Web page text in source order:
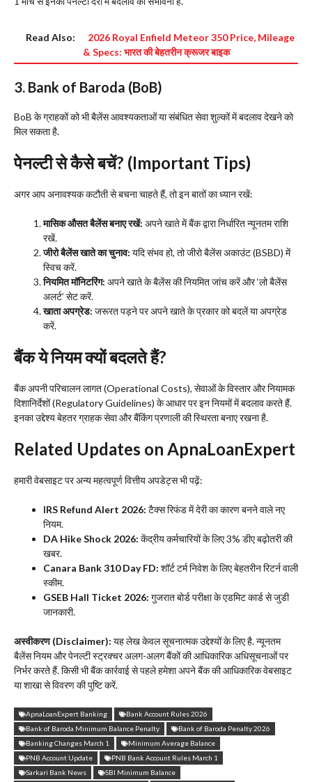
Read Also:
2026 Royal Enfield Meteor 350 Price, Mileage
& Specs: भारत की बेहतरीन क्रूजर बाइक
3. Bank of Baroda (BoB)
​BoB के ग्राहकों को भी बैलेंस आवश्यकताओं या संबंधित सेवा शुल्कों में बदलाव देखने को
मिल सकता है.
पेनल्टी से कैसे बचें? (Important Tips)
​अगर आप अनावश्यक कटौती से बचना चाहते हैं, तो इन बातों का ध्यान रखें:
मासिक औसत बैलेंस बनाए रखें: अपने खाते में बैंक द्वारा निर्धारित न्यूनतम राशि
रखें.
जीरो बैलेंस खाते का चुनाव: यदि संभव हो, तो जीरो बैलेंस अकाउंट (BSBD) में
स्विच करें.
नियमित मॉनिटरिंग: अपने खाते के बैलेंस की नियमित जांच करें और ‘लो बैलेंस
अलर्ट’ सेट करें.
खाता अपग्रेड: जरूरत पड़ने पर अपने खाते के प्रकार को बदलें या अपग्रेड
करें.
बैंक ये नियम क्यों बदलते हैं?
​बैंक अपनी परिचालन लागत (Operational Costs), सेवाओं के विस्तार और नियामक
दिशानिर्देशों (Regulatory Guidelines) के आधार पर इन नियमों में बदलाव करते हैं.
इनका उद्देश्य बेहतर ग्राहक सेवा और बैंकिंग प्रणाली की स्थिरता बनाए रखना है.
Related Updates on ApnaLoanExpert
​हमारी वेबसाइट पर अन्य महत्वपूर्ण वित्तीय अपडेट्स भी पढ़ें:
IRS Refund Alert 2026: टैक्स रिफंड में देरी का कारण बनने वाले नए
नियम.
DA Hike Shock 2026: केंद्रीय कर्मचारियों के लिए 3% डीए बढ़ोतरी की
खबर.
Canara Bank 310 Day FD: शॉर्ट टर्म निवेश के लिए बेहतरीन रिटर्न वाली
स्कीम.
GSEB Hall Ticket 2026: गुजरात बोर्ड परीक्षा के एडमिट कार्ड से जुडी
जानकारी.
अस्वीकरण (Disclaimer): यह लेख केवल सूचनात्मक उद्देश्यों के लिए है. न्यूनतम
बैलेंस नियम और पेनल्टी स्ट्रक्चर अलग-अलग बैंकों की आधिकारिक अधिसूचनाओं पर
निर्भर करते हैं. किसी भी बैंक कार्रवाई से पहले हमेशा अपने बैंक की आधिकारिक वेबसाइट
या शाखा से विवरण की पुष्टि करें.
ApnaLoanExpert Banking
Bank Account Rules 2026
Bank of Baroda Minimum Balance Penalty
Bank of Baroda Penalty 2026
Banking Changes March 1
Minimum Average Balance
PNB Account Update
PNB Bank Account Rules March 1
Sarkari Bank News
SBI Minimum Balance